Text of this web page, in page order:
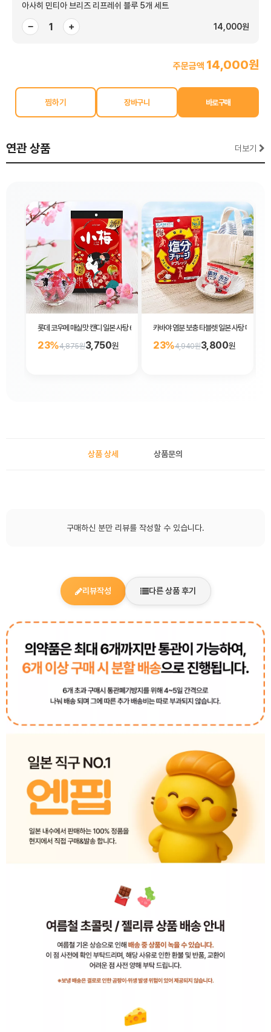
아사히 민티아 브리즈 리프레쉬 블루 5개 세트
− + 14,000원
주문금액 14,000원
찜하기
연관 상품 더보기
롯데 코우메 매실맛 캔디 일본 사탕 60g
23%4,875원3,750원
카바야 염분 보충 타블렛 일본 사탕 매실맛
23%4,940원3,800원
상품 상세 상품문의
구매하신 분만 리뷰를 작성할 수 있습니다.
리뷰작성 다른 상품 후기